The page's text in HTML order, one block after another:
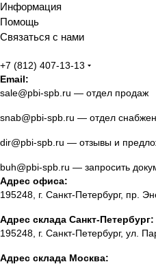
Информация
Помощь
Связаться с нами
+7 (812) 407-13-13
Email:
sale@pbi-spb.ru — отдел продаж
snab@pbi-spb.ru — отдел
dir@pbi-spb.ru — отзывы и
buh@pbi-spb.ru — запросить
Адрес офиса:
195248, г. Санкт-Петербург, пр.
Адрес склада Санкт-Петербург:
195248, г. Санкт-Петербург, ул.
Адрес склада Москва: